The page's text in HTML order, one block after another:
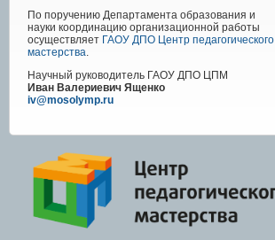
По поручению Департамента образования и
науки координацию организационной работы
осуществляет ГАОУ ДПО Центр педагогического
мастерства.
Научный руководитель ГАОУ ДПО ЦПМ
Иван Валериевич Ященко
iv@mosolymp.ru